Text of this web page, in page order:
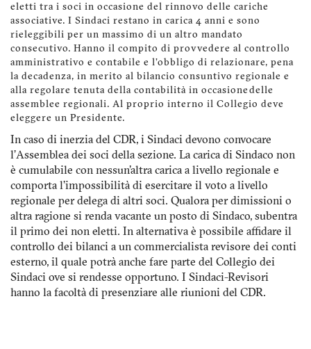
eletti tra i soci in occasione del rinnovo delle cariche
associative. I Sindaci restano in carica 4 anni e sono
rieleggibili per un massimo di un altro mandato
consecutivo. Hanno il compito di provvedere al controllo
amministrativo e contabile e l'obbligo di relazionare, pena
la decadenza, in merito al bilancio consuntivo regionale e
alla regolare tenuta della contabilità in occasione delle
assemblee regionali. Al proprio interno il Collegio deve
eleggere un Presidente.
In caso di inerzia del CDR, i Sindaci devono convocare
l’Assemblea dei soci della sezione. La carica di Sindaco non
è cumulabile con nessun'altra carica a livello regionale e
comporta l’impossibilità di esercitare il voto a livello
regionale per delega di altri soci. Qualora per dimissioni o
altra ragione si renda vacante un posto di Sindaco, subentra
il primo dei non eletti. In alternativa è possibile affidare il
controllo dei bilanci a un commercialista revisore dei conti
esterno, il quale potrà anche fare parte del Collegio dei
Sindaci ove si rendesse opportuno. I Sindaci-Revisori
hanno la facoltà di presenziare alle riunioni del CDR.